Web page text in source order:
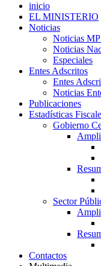
inicio
EL MINISTERIO
Noticias
Noticias
Noticias
Especiales
Entes Adscritos
Entes
Noticias
Publicaciones
Estadísticas
Gobierno
Sector
Contactos